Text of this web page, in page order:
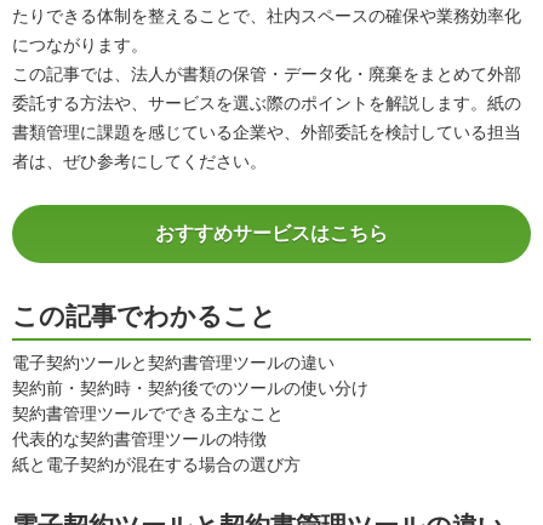
たりできる体制を整えることで、社内スペースの確保や業務効率化
につながります。
この記事では、法人が書類の保管・データ化・廃棄をまとめて外部
委託する方法や、サービスを選ぶ際のポイントを解説します。紙の
書類管理に課題を感じている企業や、外部委託を検討している担当
者は、ぜひ参考にしてください。
おすすめサービスはこちら
この記事でわかること
電子契約ツールと契約書管理ツールの違い
契約前・契約時・契約後でのツールの使い分け
契約書管理ツールでできる主なこと
代表的な契約書管理ツールの特徴
紙と電子契約が混在する場合の選び方